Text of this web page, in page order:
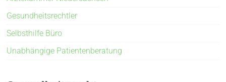
Gesundheitsrechtler
Selbsthilfe Büro
Unabhängige Patientenberatung